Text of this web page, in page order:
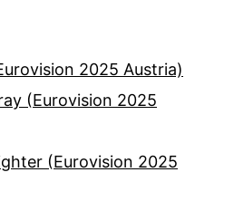
2025 Austria)
(Eurovision 2025
(Eurovision 2025